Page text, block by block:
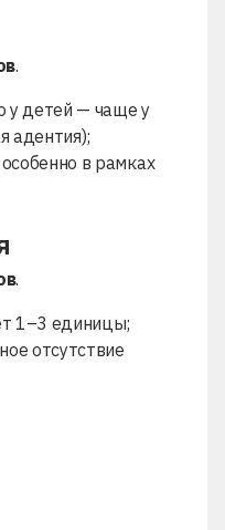
.
у детей — чаще у
адентия);
в рамках
.
1–3 единицы;
отсутствие